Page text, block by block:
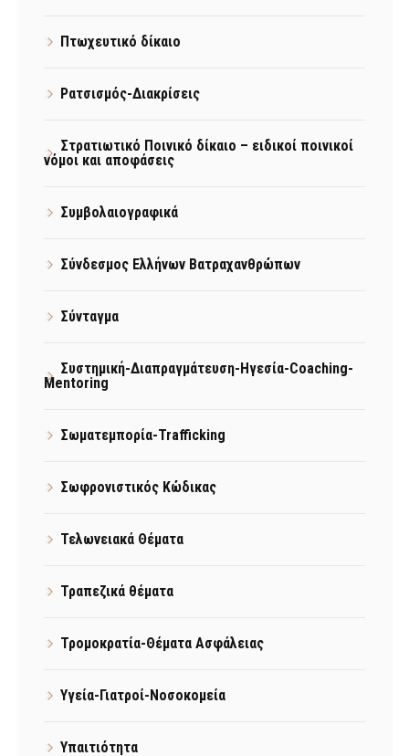
Πτωχευτικό δίκαιο
Ρατσισμός-Διακρίσεις
Στρατιωτικό Ποινικό δίκαιο – ειδικοί ποινικοί
νόμοι και αποφάσεις
Συμβολαιογραφικά
Σύνδεσμος Ελλήνων Βατραχανθρώπων
Σύνταγμα
Συστημική-Διαπραγμάτευση-Ηγεσία-Coaching-
Mentoring
Σωματεμπορία-Trafficking
Σωφρονιστικός Κώδικας
Τελωνειακά Θέματα
Τραπεζικά θέματα
Τρομοκρατία-Θέματα Ασφάλειας
Υγεία-Γιατροί-Νοσοκομεία
Υπαιτιότητα